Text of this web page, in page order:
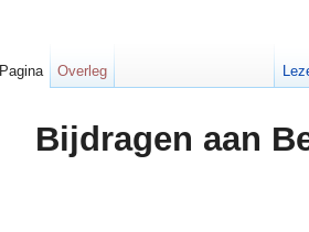
Bijdragen aan
Pagina Overleg